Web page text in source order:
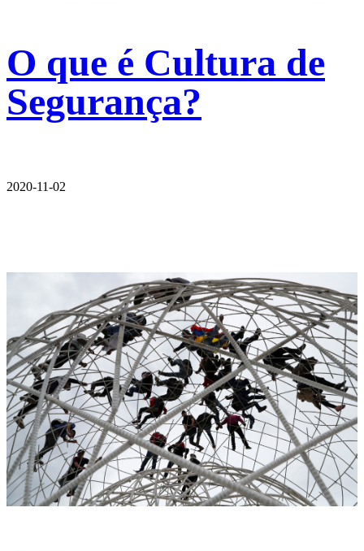
O que é Cultura de
Segurança?
2020-11-02